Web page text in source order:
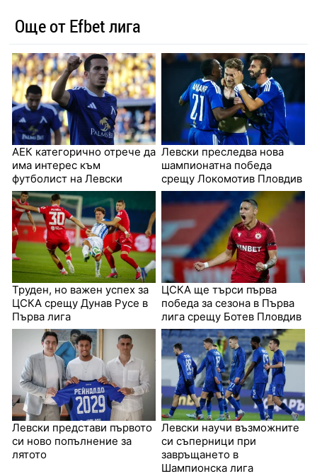
Още от Efbet лига
АЕК категорично отрече да
има интерес към
футболист на Левски
Левски преследва нова
шампионатна победа
срещу Локомотив Пловдив
Труден, но важен успех за
ЦСКА срещу Дунав Русе в
Първа лига
ЦСКА ще търси първа
победа за сезона в Първа
лига срещу Ботев Пловдив
Левски представи първото
си ново попълнение за
лятото
Левски научи възможните
си съперници при
завръщането в
Шампионска лига